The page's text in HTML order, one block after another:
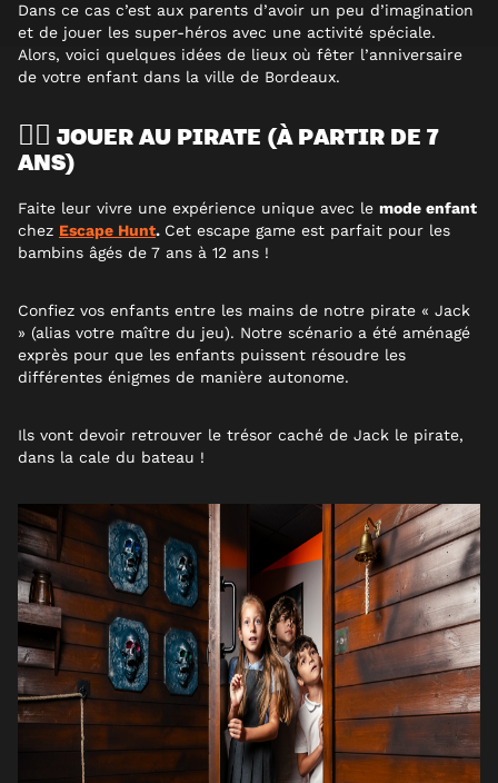
Dans ce cas c’est aux parents d’avoir un peu d’imagination
et de jouer les super-héros avec une activité spéciale.
Alors, voici quelques idées de lieux où fêter l’anniversaire
de votre enfant dans la ville de Bordeaux.
🏴‍☠️ JOUER AU PIRATE (À PARTIR DE 7
ANS)
Faite leur vivre une expérience unique avec le mode enfant
chez Escape Hunt. Cet escape game est parfait pour les
bambins âgés de 7 ans à 12 ans !
Confiez vos enfants entre les mains de notre pirate « Jack
» (alias votre maître du jeu). Notre scénario a été aménagé
exprès pour que les enfants puissent résoudre les
différentes énigmes de manière autonome.
Ils vont devoir retrouver le trésor caché de Jack le pirate,
dans la cale du bateau !